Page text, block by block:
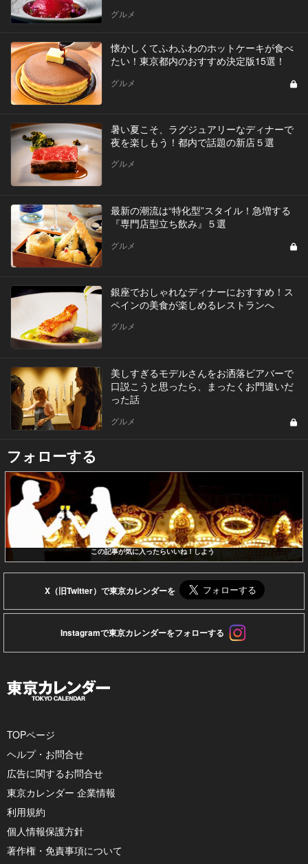
グルメ
懐かしくてふわふわのホットケーキが食べ
たい！東京都内のおすすめ決定版15選！
グルメ
暑い夏こそ、ラグジュアリーなディナーで
夜を楽しもう！都内で話題の新店５選
グルメ
最新の潮流は“特化型”スタイル！急増する
『専門店型立ち飲み』５選
グルメ
銀座でおしゃれなディナーにおすすめ！ス
ペインの美食が楽しめるレストランへ
グルメ
美しすぎるモデルさんをお洒落ビアバーで
口説こうと思ったら、まったくお門違いだ
った話
グルメ
フォローする
この記事が気に入ったらいいね！しよう
X（旧Twitter）で東京カレンダーを
Instagramで東京カレンダーをフォローする
TOPページ
ヘルプ・お問合せ
広告に関するお問合せ
東京カレンダー 企業情報
利用規約
個人情報保護方針
著作権・免責事項について